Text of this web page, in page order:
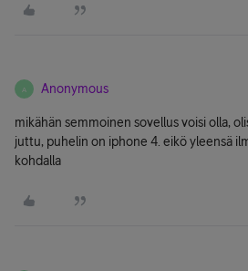
A Anonymous
mikähän semmoinen sovellus voisi olla,
juttu, puhelin on iphone 4. eikö yleensä
kohdalla